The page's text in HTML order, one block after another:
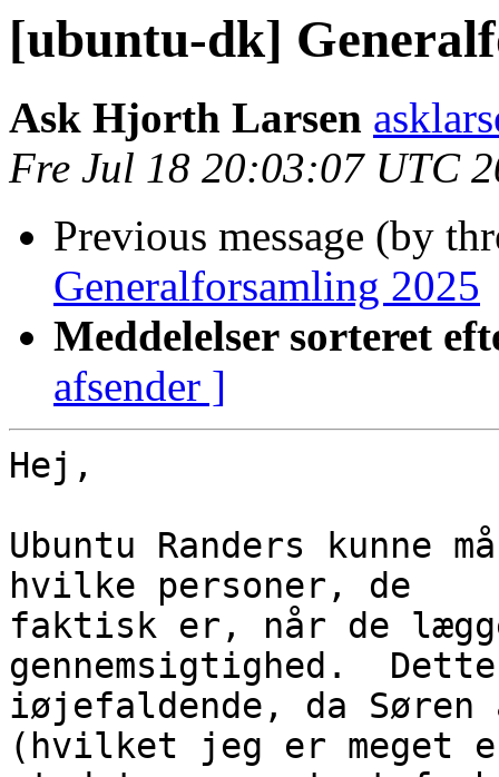
[ubuntu-dk]
Ask Hjorth Larsen
Fre Jul 18 20:03:07 UTC
Previous message (by
Generalforsamling 2025
Meddelelser sorteret
afsender ]
Hej,
Ubuntu Randers kunne
hvilke personer, de
faktisk er, når de
gennemsigtighed.
iøjefaldende, da
(hvilket jeg er meget